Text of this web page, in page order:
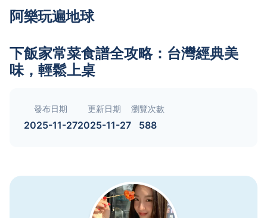
阿樂玩遍地球
下飯家常菜食譜全攻略：台灣經典美
味，輕鬆上桌
發布日期
2025-11-27
更新日期
2025-11-27
瀏覽次數
588